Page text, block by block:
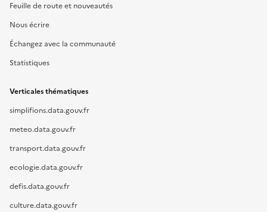
Feuille de route et nouveautés
Nous écrire
Échangez avec la communauté
Statistiques
Verticales thématiques
simplifions.data.gouv.fr
meteo.data.gouv.fr
transport.data.gouv.fr
ecologie.data.gouv.fr
defis.data.gouv.fr
culture.data.gouv.fr